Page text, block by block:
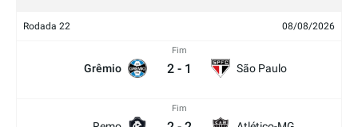
Rodada 22 08/08/2026
Grêmio
Fim
2 - 1 São Paulo
Fim